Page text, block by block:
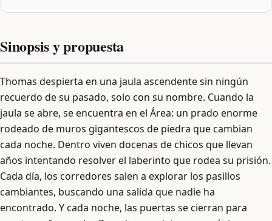
Sinopsis y propuesta
Thomas despierta en una jaula ascendente sin ningún
recuerdo de su pasado, solo con su nombre. Cuando la
jaula se abre, se encuentra en el Área: un prado enorme
rodeado de muros gigantescos de piedra que cambian
cada noche. Dentro viven docenas de chicos que llevan
años intentando resolver el laberinto que rodea su prisión.
Cada día, los corredores salen a explorar los pasillos
cambiantes, buscando una salida que nadie ha
encontrado. Y cada noche, las puertas se cierran para